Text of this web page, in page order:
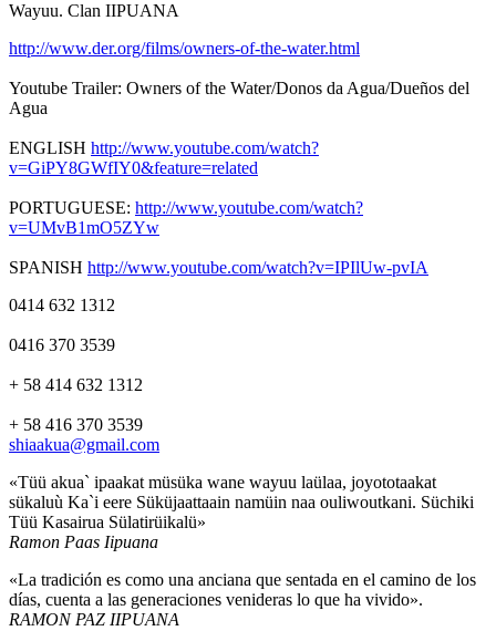
Wayuu. Clan IIPUANA
http://www.der.org/films/owners-of-the-water.html
Youtube Trailer: Owners of the Water/Donos da Agua/Dueños del
Agua
ENGLISH http://www.youtube.com/watch?
v=GiPY8GWfIY0&feature=related
PORTUGUESE: http://www.youtube.com/watch?
v=UMvB1mO5ZYw
SPANISH http://www.youtube.com/watch?v=IPIlUw-pvIA
0414 632 1312
0416 370 3539
+ 58 414 632 1312
+ 58 416 370 3539
shiaakua@gmail.com
«Tüü akua` ipaakat müsüka wane wayuu laülaa, joyototaakat
sükaluù Ka`i eere Süküjaattaain namüin naa ouliwoutkani. Süchiki
Tüü Kasairua Sülatirüikalü»
Ramon Paas Iipuana
«La tradición es como una anciana que sentada en el camino de los
días, cuenta a las generaciones venideras lo que ha vivido».
RAMON PAZ IIPUANA